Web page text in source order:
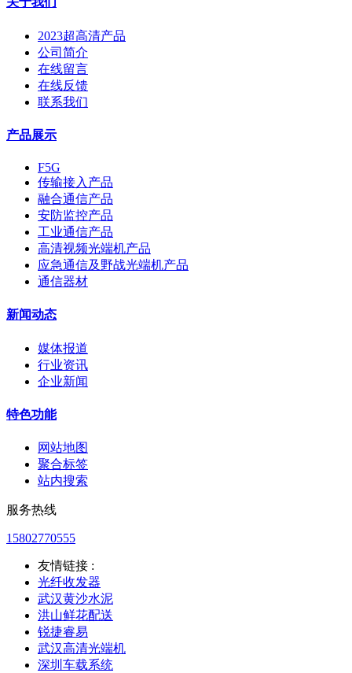
2023超高清产品
公司简介
在线留言
在线反馈
联系我们
产品展示
F5G
传输接入产品
融合通信产品
安防监控产品
工业通信产品
高清视频光端机产品
应急通信及野战光端机产品
通信器材
新闻动态
媒体报道
行业资讯
企业新闻
特色功能
网站地图
聚合标签
站内搜索
服务热线
15802770555
友情链接 :
光纤收发器
武汉黄沙水泥
洪山鲜花配送
锐捷睿易
武汉高清光端机
深圳车载系统